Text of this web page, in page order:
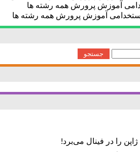
آموزش پرورش همه رشته ها
آموزش پرورش همه رشته ها
را در فینال می‌برد!